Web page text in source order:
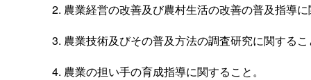
農業経営の改善及び農村生活の改善の普及指導に
農業技術及びその普及方法の調査研究に関するこ
農業の担い手の育成指導に関すること。